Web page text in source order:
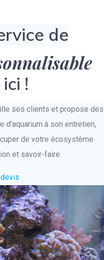
de
ici !
ses clients et propose des
à son entretien,
de votre écosystème
et savoir-faire.